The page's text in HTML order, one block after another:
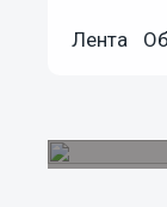
Лента
20